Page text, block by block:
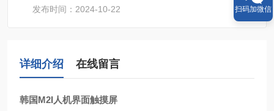
发布时间：2024-10-22
详细介绍 在线留言
韩国M2I人机界面触摸屏
扫码加微信